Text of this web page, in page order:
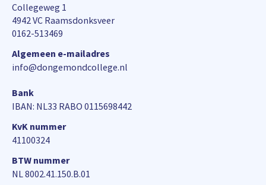
Collegeweg 1
4942 VC Raamsdonksveer
0162-513469
Algemeen e-mailadres
info@dongemondcollege.nl
Bank
IBAN: NL33 RABO 0115698442
KvK nummer
41100324
BTW nummer
NL 8002.41.150.B.01